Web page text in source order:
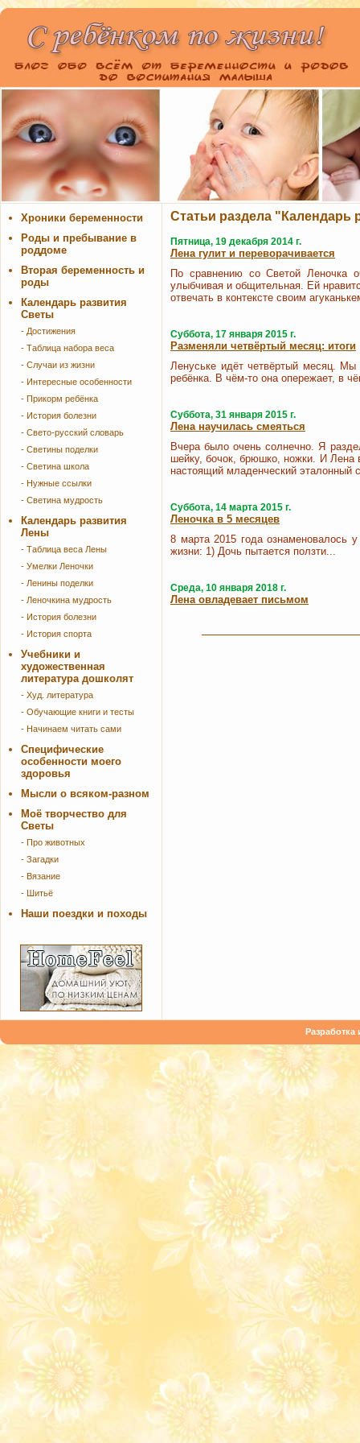
Хроники беременности
Роды и пребывание в
роддоме
Вторая беременность и
роды
Календарь развития
Светы
- Достижения
- Таблица набора веса
- Случаи из жизни
- Интересные особенности
- Прикорм ребёнка
- История болезни
- Свето-русский словарь
- Светины поделки
- Светина школа
- Нужные ссылки
- Светина мудрость
Календарь развития
Лены
- Таблица веса Лены
- Умелки Леночки
- Ленины поделки
- Леночкина мудрость
- История болезни
- История спорта
Учебники и
художественная
литература дошколят
- Худ. литература
- Обучающие книги и тесты
- Начинаем читать сами
Специфические
особенности моего
здоровья
Мысли о всяком-разном
Моё творчество для
Светы
- Про животных
- Загадки
- Вязание
- Шитьё
Наши поездки и походы
Статьи раздела
Пятница, 19 декабря 2014 г.
Лена гулит и переворачивается
По сравнению со Светой Леночка
улыбчивая и общительная. Ей
отвечать в контексте своим
Суббота, 17 января 2015 г.
Разменяли четвёртый месяц: итоги
Ленуське идёт четвёртый месяц. Мы
ребёнка. В чём-то она опережает, в
Суббота, 31 января 2015 г.
Лена научилась смеяться
Вчера было очень солнечно. Я
шейку, бочок, брюшко, ножки. И Лена
настоящий младенческий эталонный
Суббота, 14 марта 2015 г.
Леночка в 5 месяцев
8 марта 2015 года
жизни: 1) Дочь пытается ползти...
Среда, 10 января 2018 г.
Лена овладевает письмом